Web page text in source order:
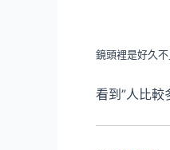
鏡頭裡是好久
看到”人比較